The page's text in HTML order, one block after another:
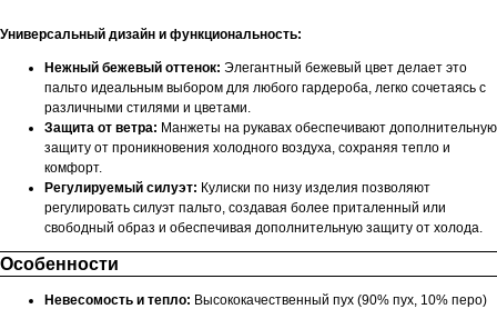
Универсальный дизайн и функциональность:
Нежный бежевый оттенок: Элегантный бежевый цвет делает это
пальто идеальным выбором для любого гардероба, легко сочетаясь с
различными стилями и цветами.
Защита от ветра: Манжеты на рукавах обеспечивают дополнительную
защиту от проникновения холодного воздуха, сохраняя тепло и
комфорт.
Регулируемый силуэт: Кулиски по низу изделия позволяют
регулировать силуэт пальто, создавая более приталенный или
свободный образ и обеспечивая дополнительную защиту от холода.
Особенности
Невесомость и тепло: Высококачественный пух (90% пух, 10% перо)